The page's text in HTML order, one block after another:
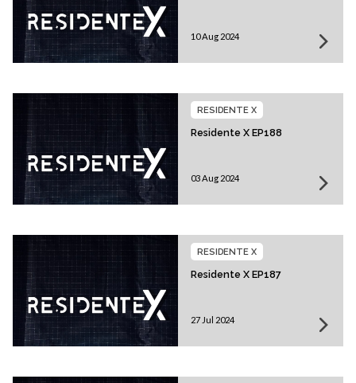
10 Aug 2024
Residente X EP188
RESIDENTE X
03 Aug 2024
Residente X EP187
RESIDENTE X
27 Jul 2024